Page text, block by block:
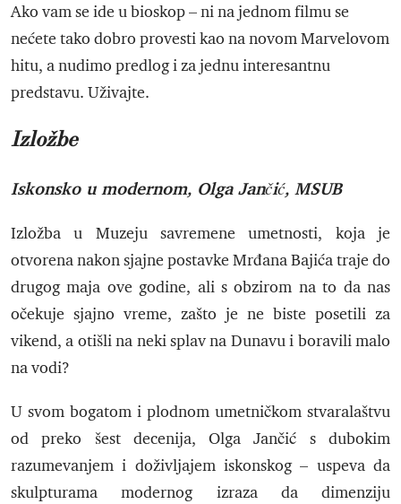
Ako vam se ide u bioskop – ni na jednom filmu se
nećete tako dobro provesti kao na novom Marvelovom
hitu, a nudimo predlog i za jednu interesantnu
predstavu. Uživajte.
Izložbe
Iskonsko u modernom, Olga Jančić, MSUB
Izložba u Muzeju savremene umetnosti, koja je
otvorena nakon sjajne postavke Mrđana Bajića traje do
drugog maja ove godine, ali s obzirom na to da nas
očekuje sjajno vreme, zašto je ne biste posetili za
vikend, a otišli na neki splav na Dunavu i boravili malo
na vodi?
U svom bogatom i plodnom umetničkom stvaralaštvu
od preko šest decenija, Olga Jančić s dubokim
razumevanjem i doživljajem iskonskog – uspeva da
skulpturama modernog izraza da dimenziju